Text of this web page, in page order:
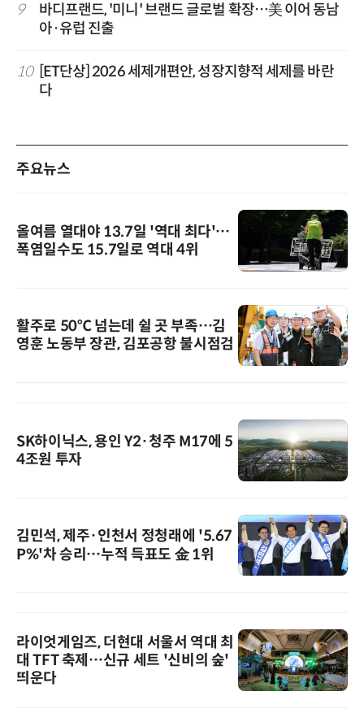
9
바디프랜드, '미니' 브랜드 글로벌 확장…美 이어 동남
아·유럽 진출
10
[ET단상] 2026 세제개편안, 성장지향적 세제를 바란
다
주요뉴스
올여름 열대야 13.7일 '역대 최다'…
폭염일수도 15.7일로 역대 4위
활주로 50℃ 넘는데 쉴 곳 부족…김
영훈 노동부 장관, 김포공항 불시점검
SK하이닉스, 용인 Y2·청주 M17에 5
4조원 투자
김민석, 제주·인천서 정청래에 '5.67
P%'차 승리…누적 득표도 金 1위
라이엇게임즈, 더현대 서울서 역대 최
대 TFT 축제…신규 세트 '신비의 숲'
띄운다